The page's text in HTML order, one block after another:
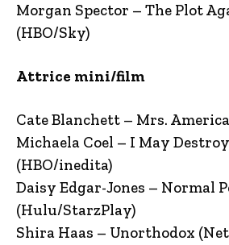
Morgan Spector – The Plot
(HBO/Sky)
Attrice mini/film
Cate Blanchett – Mrs.
Michaela Coel – I May
(HBO/inedita)
Daisy Edgar-Jones – Normal
(Hulu/StarzPlay)
Shira Haas – Unorthodox